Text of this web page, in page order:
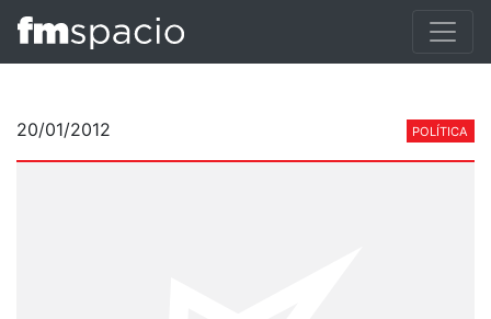
20/01/2012 POLÍTICA